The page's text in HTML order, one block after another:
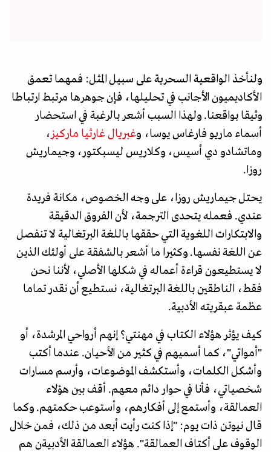
ولنأخذ الواقعية السحرية على سبيل المثل: فمهما تعمق
الأكاديميون الأجانب في تحليلها، فإن جوهرها مرتبط ارتباطا
وثيقا بواقعنا. ولهذا السبب أشعر بالرغبة في استحضار
أسماء ماريو فارغاس يوسا، وغبريال غارثيا ماركيز،
وماتشادو دي أسيس، وكلاريس ليسبكتور، وجيماريش
روزا.
يحتل جيماريش روزا، على وجه الخصوص، مكانة فريدة
عندي. فعمله يتحدى الترجمة، لأن الفروق الدقيقة
والابتكارات اللغوية التي حققها باللغة البرتغالية لا تنفصل
عن اللغة نفسها. وكثيرا ما أشعر بالشفقة على أولئك الذين
لا يستطيعون قراءة أعماله في شكلها الأصلي، لأننا نحن
فقط، الناطقين باللغة البرتغالية، نستطيع أن نقدر تماما
عظمة عبقريته الأدبية.
كيف يؤثر هؤلاء الكتاب في مهنتي؟ إنهم أرواحي المرشدة، أو
"أمواتي"، كما أسميهم في كثير من الأحيان. عندما أكتب
وأشكل الكلمات، وأستكشف الموضوعات، وأرسم مسارات
شخصياتي، فأنا في حوار دائم معهم. أقف بين هؤلاء
العمالقة، وأستمع إلى أفكارهم، وأستوعب حكمتهم. وكما
قال نيوتن ذات يوم: "إذا كنت رأيت أبعد من ذلك، فمن خلال
الوقوف على أكتاف العمالقة". هؤلاء العمالقة الأدبيةن هم